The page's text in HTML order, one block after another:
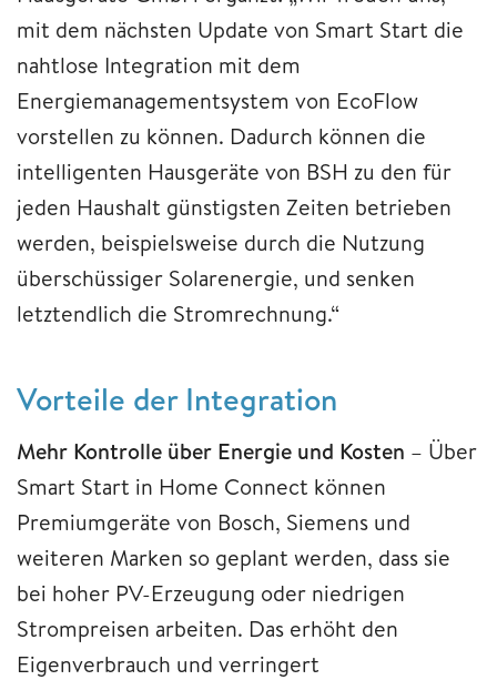
mit dem nächsten Update von Smart Start die
nahtlose Integration mit dem
Energiemanagementsystem von EcoFlow
vorstellen zu können. Dadurch können die
intelligenten Hausgeräte von BSH zu den für
jeden Haushalt günstigsten Zeiten betrieben
werden, beispielsweise durch die Nutzung
überschüssiger Solarenergie, und senken
letztendlich die Stromrechnung.“
Vorteile der Integration
Mehr Kontrolle über Energie und Kosten – Über
Smart Start in Home Connect können
Premiumgeräte von Bosch, Siemens und
weiteren Marken so geplant werden, dass sie
bei hoher PV-Erzeugung oder niedrigen
Strompreisen arbeiten. Das erhöht den
Eigenverbrauch und verringert